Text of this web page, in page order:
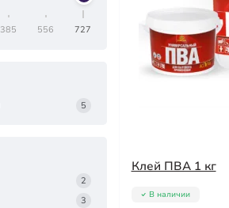
385 556 727
5
2
3
Клей ПВА 1 кг
В наличии